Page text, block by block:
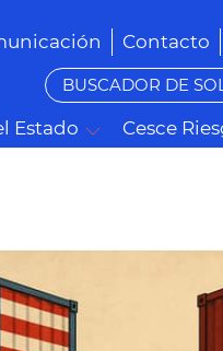
Contacto
BUSCADOR DE
Estado Cesce